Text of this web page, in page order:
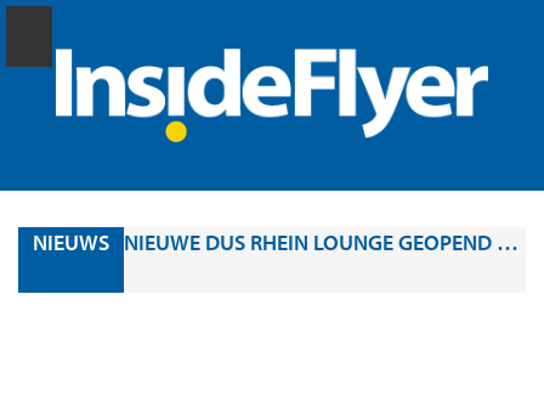
NIEUWS NIEUWE DUS RHEIN LOUNGE GEOPEND OP LUCHTHAVEN DÜSSELDORF